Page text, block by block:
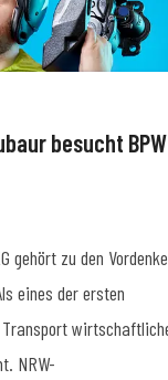
besucht BPW
gehört zu den
eines der ersten
Transport
NRW-